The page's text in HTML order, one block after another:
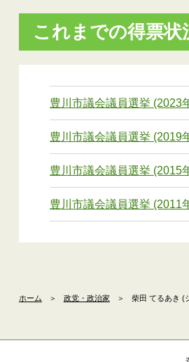
これまでの得票状
豊川市議会議員選挙 (2023
豊川市議会議員選挙 (2019
豊川市議会議員選挙 (2015
豊川市議会議員選挙 (2011
ホーム ＞ 政党・政治家 ＞ 柴田 てるあき (